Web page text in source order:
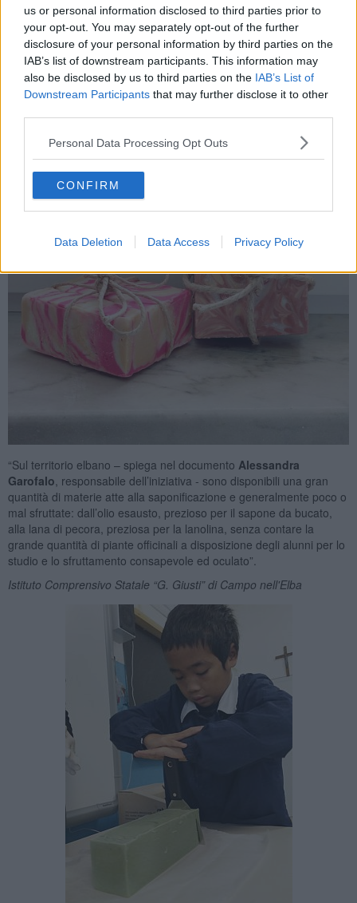
us or personal information disclosed to third parties prior to
your opt-out. You may separately opt-out of the further
disclosure of your personal information by third parties on the
IAB’s list of downstream participants. This information may
also be disclosed by us to third parties on the IAB’s List of
Downstream Participants that may further disclose it to other
Personal Data Processing Opt Outs
CONFIRM
Data Deletion Data Access Privacy Policy
- ad un percorso di produzione tra territorio elbano e scuole (anche
e soprattutto in senso verticale tra classi diverse o su uno stesso
gruppo di alunni) stimolando, in tal modo, l’apprendimento
condiviso della matematica e della tecnologia”.
Il fine del progetto non è però la vendita, come previsto dalla
legislatura vigente in fatto di produzione cosmetica, ma quello di
stimolare all’autoproduzione consapevolein cui scuole e
famiglie riescano a reperire sul territorio le materie prime per la
realizzazione dei prodotti in questione riciclando le rimanenze per
un’ulteriore produzione.
“Sul territorio elbano – spiega nel documento Alessandra
Garofalo , responsabile dell’iniziativa - sono disponibili una gran
quantità di materie atte alla saponificazione e generalmente poco o
mal sfruttate: dall’olio esausto, prezioso per il sapone da bucato,
alla lana di pecora, preziosa per la lanolina, senza contare la
grande quantità di piante officinali a disposizione degli alunni per lo
studio e lo sfruttamento consapevole ed oculato”.
Istituto Comprensivo Statale “G. Giusti” di Campo nell'Elba